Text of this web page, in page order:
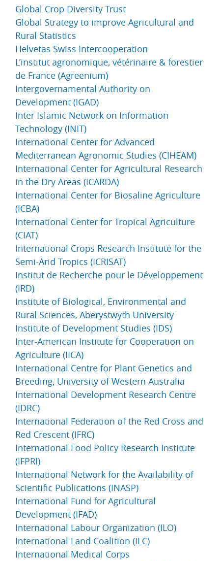
Global Crop Diversity Trust
Global Strategy to improve Agricultural and
Rural Statistics
Helvetas Swiss Intercooperation
L’institut agronomique, vétérinaire & forestier
de France (Agreenium)
Intergovernamental Authority on
Development (IGAD)
Inter Islamic Network on Information
Technology (INIT)
International Center for Advanced
Mediterranean Agronomic Studies (CIHEAM)
International Center for Agricultural Research
in the Dry Areas (ICARDA)
International Center for Biosaline Agriculture
(ICBA)
International Center for Tropical Agriculture
(CIAT)
International Crops Research Institute for the
Semi-Arid Tropics (ICRISAT)
Institut de Recherche pour le Développement
(IRD)
Institute of Biological, Environmental and
Rural Sciences, Aberystwyth University
Institute of Development Studies (IDS)
Inter-American Institute for Cooperation on
Agriculture (IICA)
International Centre for Plant Genetics and
Breeding, University of Western Australia
International Development Research Centre
(IDRC)
International Federation of the Red Cross and
Red Crescent (IFRC)
International Food Policy Research Institute
(IFPRI)
International Network for the Availability of
Scientific Publications (INASP)
International Fund for Agricultural
Development (IFAD)
International Labour Organization (ILO)
International Land Coalition (ILC)
International Medical Corps